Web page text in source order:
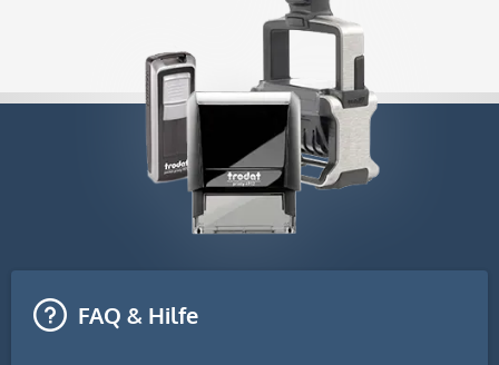
FAQ & Hilfe